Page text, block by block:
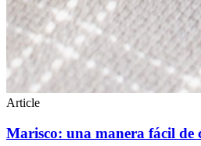
Article
Marisco: una manera fácil de